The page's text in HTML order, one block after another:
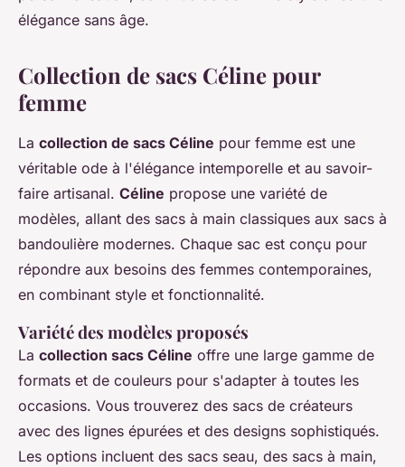
élégance sans âge.
Collection de sacs Céline pour
femme
La collection de sacs Céline pour femme est une
véritable ode à l'élégance intemporelle et au savoir-
faire artisanal. Céline propose une variété de
modèles, allant des sacs à main classiques aux sacs à
bandoulière modernes. Chaque sac est conçu pour
répondre aux besoins des femmes contemporaines,
en combinant style et fonctionnalité.
Variété des modèles proposés
La collection sacs Céline offre une large gamme de
formats et de couleurs pour s'adapter à toutes les
occasions. Vous trouverez des sacs de créateurs
avec des lignes épurées et des designs sophistiqués.
Les options incluent des sacs seau, des sacs à main,